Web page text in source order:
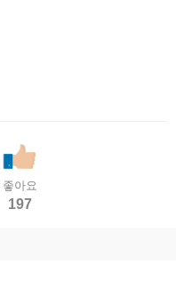
좋아요
197